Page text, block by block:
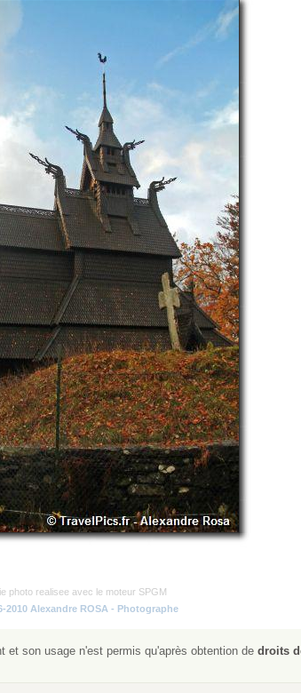
photo realisee avec le moteur SPGM
2010 Alexandre ROSA - Photographe
son usage n'est permis qu'après obtention de droits